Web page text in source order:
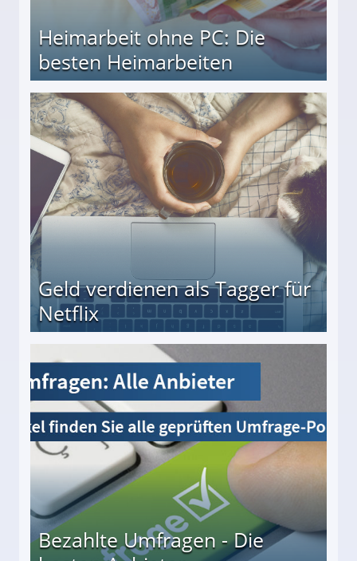
Heimarbeit ohne PC: Die
besten Heimarbeiten
Geld verdienen als Tagger für
Netflix
Bezahlte Umfragen - Die